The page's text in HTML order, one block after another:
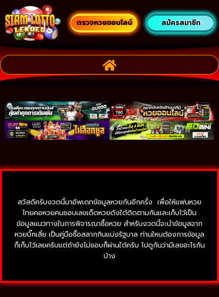
ตรวจหวยออนไลน์ สมัครสมาชิก
สวัสดีครับงวดนี้มาอัพเดทข้อมูลหวยกันอีกครั้ง เพื่อให้แฟนหวย
ไทยคอหวยคนชอบเลขเด็ดหวยดังใด้ติดตามกันและเก็บไว้เป็น
ข้อมูลแนวทางในการพิจารณาซื้อหวย สำหรับงวดนี้จะนำข้อมูลจาก
หวยบิ๊กเสี่ย เป็นคู่มือซื้อสลากกินแบ่งรัฐบาล ท่านใหนต้องการข้อมูล
ก็เก็บไว้เลยครับแต่ถ้ายังไม่ชอบก็ผ่านใด้ครับ ไปดูกันว่ามีเลขอะไรกัน
บ้าง